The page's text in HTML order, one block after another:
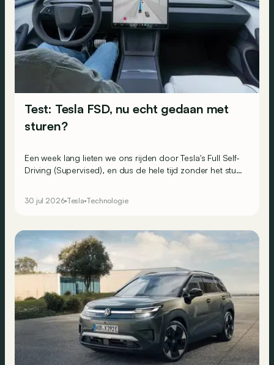
Test: Tesla FSD, nu echt gedaan met
sturen?
Een week lang lieten we ons rijden door Tesla's Full Self-
Driving (Supervised), en dus de hele tijd zonder het stuur
30 jul 2026 Tesla Technologie